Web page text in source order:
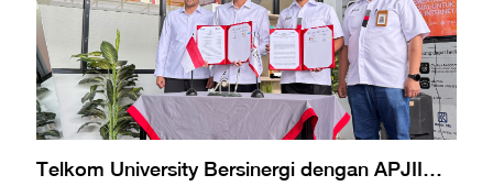
Telkom University Bersinergi dengan APJII…